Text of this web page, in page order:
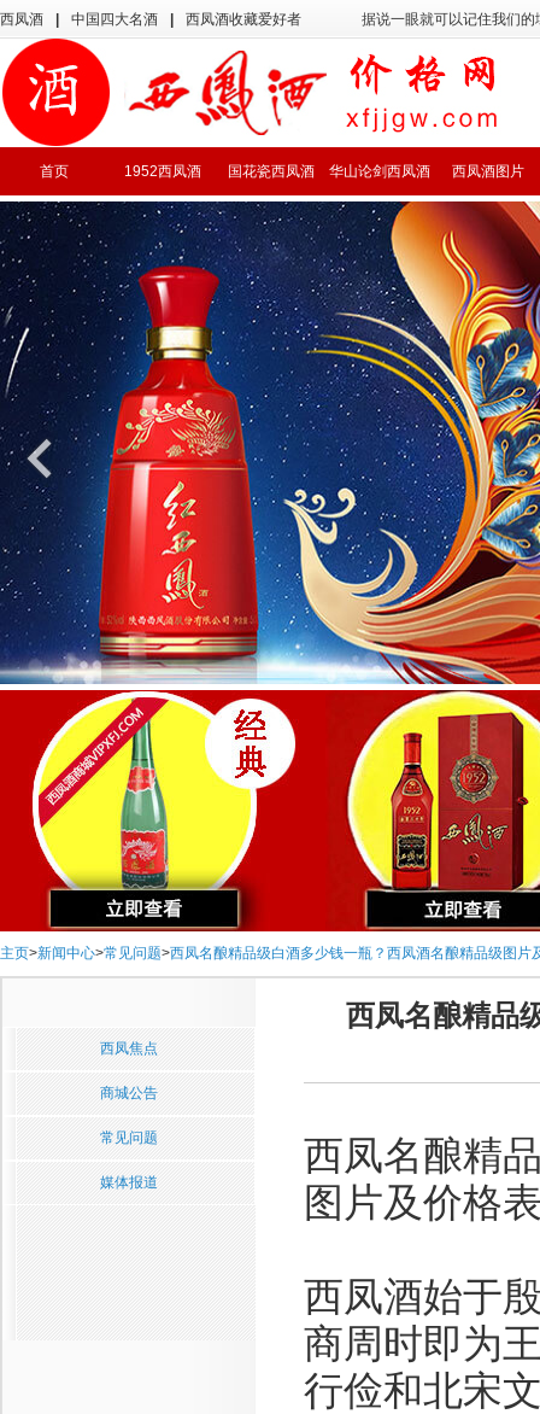
西凤酒 中国四大名酒 西凤酒收藏爱好者 据说一眼就可以记住我们
首页 1952西凤酒 国花瓷西凤酒 华山论剑西凤酒 西凤酒图片
主页>新闻中心>常见问题>西凤名酿精品级白酒多少钱一瓶？西凤酒名酿精品级图片
西凤焦点
商城公告
常见问题
媒体报道
西凤名酿精品
西凤名酿精
图片及价格
西凤酒始于
商周时即为
行俭和北宋